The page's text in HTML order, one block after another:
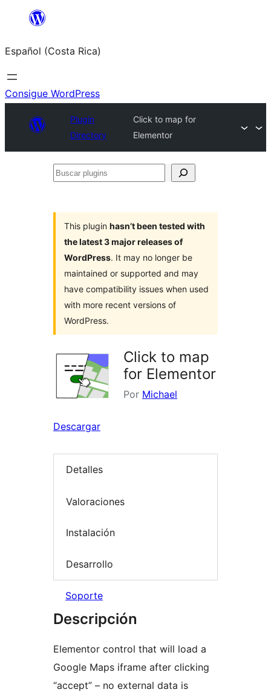
Saltar
contenido
Español (Costa Rica)
Consigue WordPress
Plugin
Directory
Click to map for
Elementor
Buscar
This plugin hasn’t been tested with
the latest 3 major releases of
WordPress. It may no longer be
maintained or supported and may
have compatibility issues when used
with more recent versions of
WordPress.
Click to map
for Elementor
Por Michael
Descargar
Detalles
Valoraciones
Instalación
Desarrollo
Soporte
Descripción
Elementor control that will load a
Google Maps iframe after clicking
“accept” – no external data is